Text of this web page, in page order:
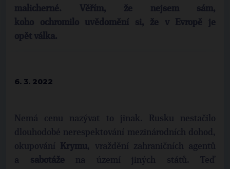
malicherné. Věřím, že nejsem sám,
koho ochromilouvědomění si, že v Evropě
je
opět válka.
6. 3. 2022
Nemá cenu nazývat to jinak. Rusku nestačilo
dlouhodobé nerespektování mezinárodních dohod,
okupování
Krymu, vraždění zahraničních agentů
a sabotáže na území jiných států. Teď